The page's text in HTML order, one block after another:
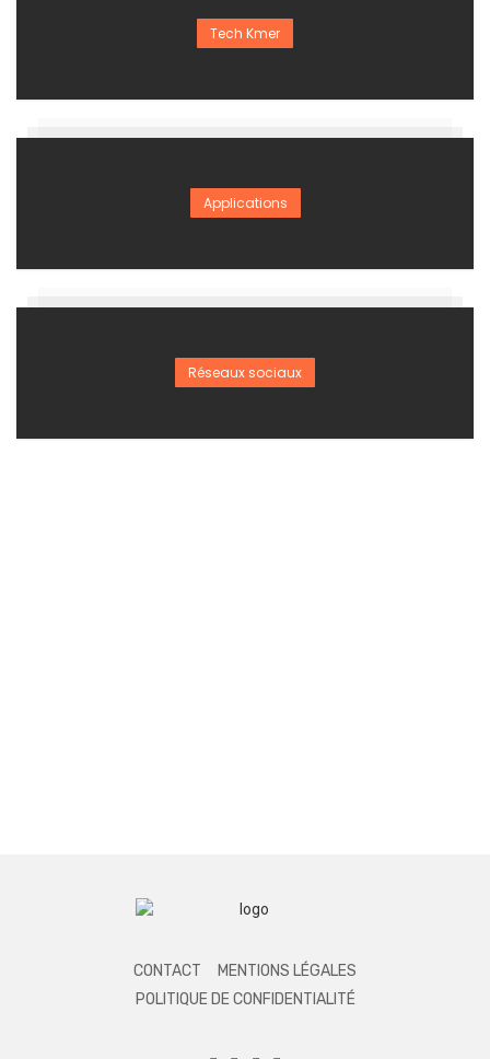
Tech Kmer
Applications
Réseaux sociaux
CONTACT
MENTIONS LÉGALES
POLITIQUE DE CONFIDENTIALITÉ